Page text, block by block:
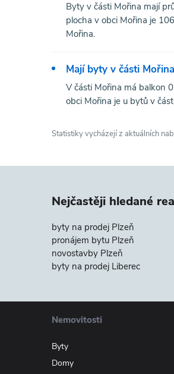
Byty v části Mořina mají
plocha v obci Mořina je
Mořina.
Mají byty v části
V části Mořina má balkon
obci Mořina je u bytů v
Statistiky vycházejí z aktuálních
Nejčastěji hledané
byty na prodej Plzeň
pronájem bytu Plzeň
novostavby Plzeň
byty na prodej Liberec
Nemovitosti
Byty
Domy